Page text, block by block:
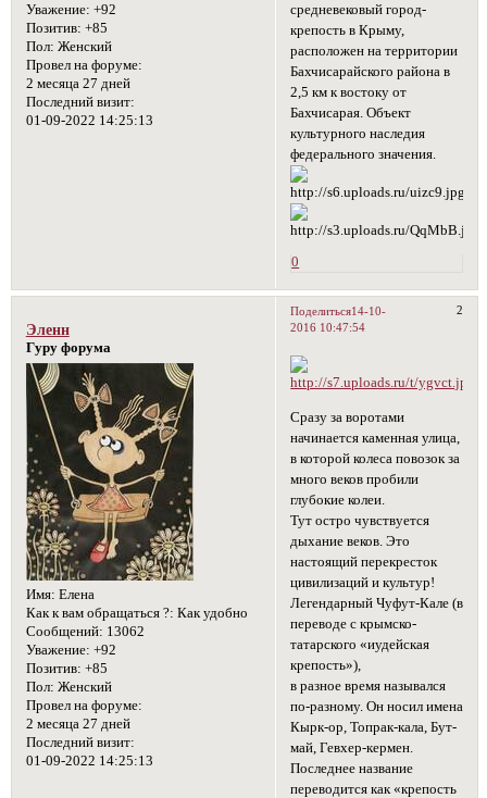
Уважение: +92
Позитив: +85
Пол: Женский
Провел на форуме:
2 месяца 27 дней
Последний визит:
01-09-2022 14:25:13
средневековый город-
крепость в Крыму,
расположен на территории
Бахчисарайского района в
2,5 км к востоку от
Бахчисарая. Объект
культурного наследия
федерального значения.
0
Поделиться 2
14-10-
2016 10:47:54
Эленн
Гуру форума
Имя: Елена
Как к вам обращаться ?: Как удобно
Сообщений: 13062
Уважение: +92
Позитив: +85
Пол: Женский
Провел на форуме:
2 месяца 27 дней
Последний визит:
01-09-2022 14:25:13
Сразу за воротами
начинается каменная улица,
в которой колеса повозок за
много веков пробили
глубокие колеи.
Тут остро чувствуется
дыхание веков. Это
настоящий перекресток
цивилизаций и культур!
Легендарный Чуфут-Кале (в
переводе с крымско-
татарского «иудейская
крепость»),
в разное время назывался
по-разному. Он носил имена
Кырк-ор, Топрак-кала, Бут-
май, Гевхер-кермен.
Последнее название
переводится как «крепость